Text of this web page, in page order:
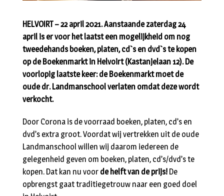
HELVOIRT – 22 april 2021. Aanstaande zaterdag 24
april is er voor het laatst een mogelijkheid om nog
tweedehands boeken, platen, cd`s en dvd`s te kopen
op de Boekenmarkt in Helvoirt (Kastanjelaan 12). De
voorlopig laatste keer: de Boekenmarkt moet de
oude dr. Landmanschool verlaten omdat deze wordt
verkocht.
Door Corona is de voorraad boeken, platen, cd’s en
dvd’s extra groot. Voordat wij vertrekken uit de oude
Landmanschool willen wij daarom iedereen de
gelegenheid geven om boeken, platen, cd’s/dvd’s te
kopen. Dat kan nu voor de helft van de prijs! De
opbrengst gaat traditiegetrouw naar een goed doel